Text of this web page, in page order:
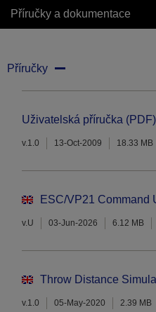
Příručky a dokumentace
Příručky
Uživatelská příručka
v.1.0 13-Oct-2009 18.33 MB
ESC/VP21 Command
v.U 03-Jun-2026 6.12 MB
Throw Distance
v.1.0 05-May-2020 2.39 MB